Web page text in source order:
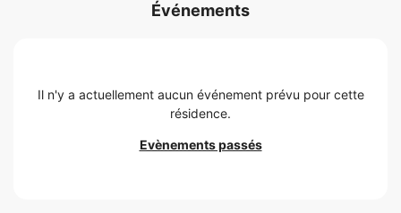
Événements
Il n'y a actuellement aucun événement prévu pour cette
résidence.
Evènements passés